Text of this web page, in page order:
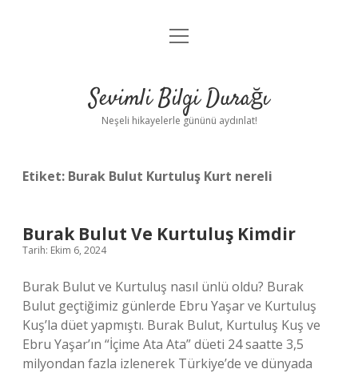
Anasayfa
Yasal Uyarı
menüyü
Sevimli Bilgi Durağı
Neşeli hikayelerle gününü aydınlat!
Etiket: Burak Bulut Kurtuluş Kurt nereli
Burak Bulut Ve Kurtuluş Kimdir
Tarih: Ekim 6, 2024
Burak Bulut ve Kurtuluş nasıl ünlü oldu? Burak
Bulut geçtiğimiz günlerde Ebru Yaşar ve Kurtuluş
Kuş’la düet yapmıştı. Burak Bulut, Kurtuluş Kuş ve
Ebru Yaşar’ın “İçime Ata Ata” düeti 24 saatte 3,5
milyondan fazla izlenerek Türkiye’de ve dünyada